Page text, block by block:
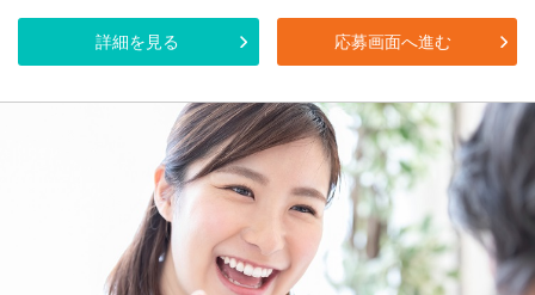
詳細を見る 応募画面へ進む